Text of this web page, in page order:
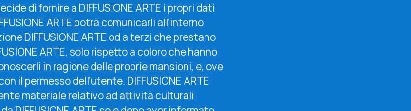
di fornire a DIFFUSIONE ARTE i propri dati
ARTE potrà comunicarli all’interno
DIFFUSIONE ARTE od a terzi che prestano
ARTE, solo rispetto a coloro che hanno
in ragione delle proprie mansioni, e, ove
il permesso dell’utente. DIFFUSIONE ARTE
materiale relativo ad attività culturali